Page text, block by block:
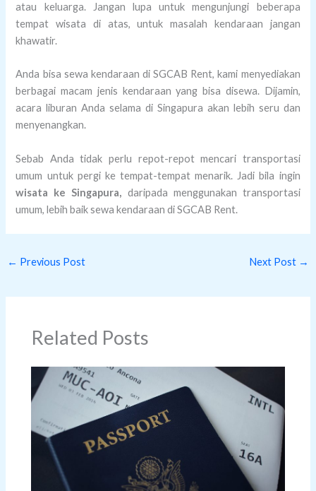
atau keluarga. Jangan lupa untuk mengunjungi beberapa
tempat wisata di atas, untuk masalah kendaraan jangan
khawatir.
Anda bisa sewa kendaraan di SGCAB Rent, kami menyediakan
berbagai macam jenis kendaraan yang bisa disewa. Dijamin,
acara liburan Anda selama di Singapura akan lebih seru dan
menyenangkan.
Sebab Anda tidak perlu repot-repot mencari transportasi
umum untuk pergi ke tempat-tempat menarik. Jadi bila ingin
wisata ke Singapura, daripada menggunakan transportasi
umum, lebih baik sewa kendaraan di SGCAB Rent.
← Previous Post Next Post →
Related Posts